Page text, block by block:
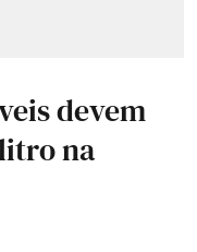
devem
na